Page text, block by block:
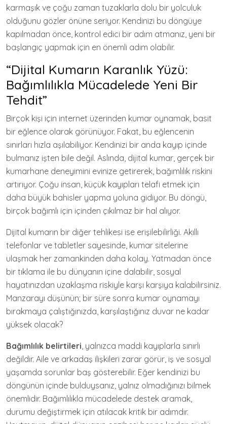
karmaşık ve çoğu zaman tuzaklarla dolu bir yolculuk
olduğunu gözler önüne seriyor. Kendinizi bu döngüye
kapılmadan önce, kontrol edici bir adım atmanız, yeni bir
başlangıç yapmak için en önemli adım olabilir.
“Dijital Kumarın Karanlık Yüzü:
Bağımlılıkla Mücadelede Yeni Bir
Tehdit”
Birçok kişi için internet üzerinden kumar oynamak, basit
bir eğlence olarak görünüyor. Fakat, bu eğlencenin
sınırları hızla aşılabiliyor. Kendinizi bir anda kayıp içinde
bulmanız işten bile değil. Aslında, dijital kumar, gerçek bir
kumarhane deneyimini evinize getirerek, bağımlılık riskini
artırıyor. Çoğu insan, küçük kayıpları telafi etmek için
daha büyük bahisler yapma yoluna gidiyor. Bu döngü,
birçok bağımlı için içinden çıkılmaz bir hal alıyor.
Dijital kumarın bir diğer tehlikesi ise erişilebilirliği. Akıllı
telefonlar ve tabletler sayesinde, kumar sitelerine
ulaşmak her zamankinden daha kolay. Yatmadan önce
bir tıklama ile bu dünyanın içine dalabilir, sosyal
hayatınızdan uzaklaşma riskiyle karşı karşıya kalabilirsiniz.
Manzarayı düşünün; bir süre sonra kumar oynamayı
bırakmaya çalıştığınızda, karşılaştığınız duvar ne kadar
yüksek olacak?
Bağımlılık belirtileri, yalnızca maddi kayıplarla sınırlı
değildir. Aile ve arkadaş ilişkileri zarar görür, iş ve sosyal
yaşamda sorunlar baş gösterebilir. Eğer kendinizi bu
döngünün içinde bulduysanız, yalnız olmadığınızı bilmek
önemlidir. Bağımlılıkla mücadelede destek aramak,
durumu değiştirmek için atılacak kritik bir adımdır.